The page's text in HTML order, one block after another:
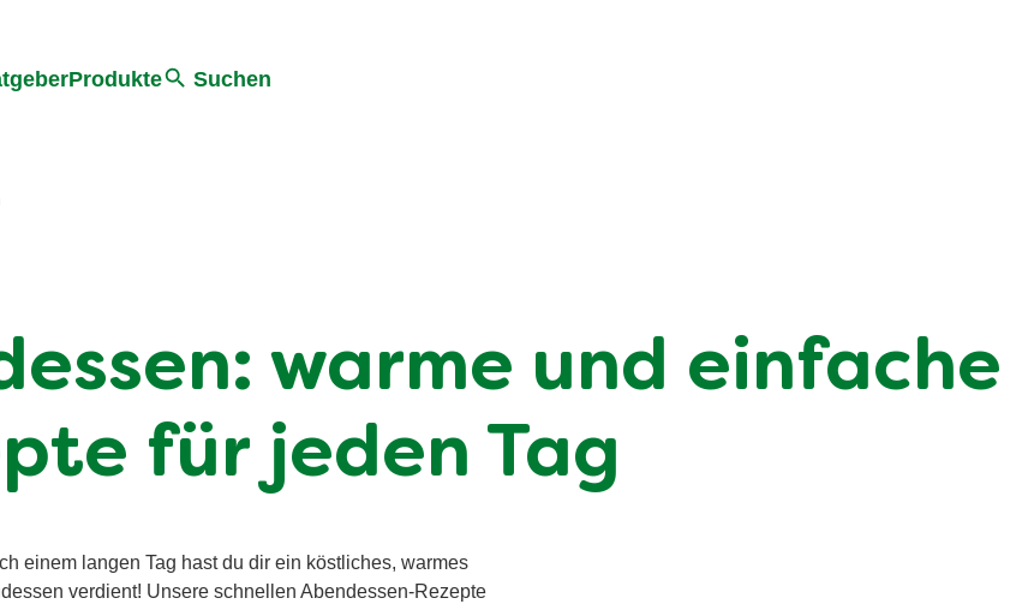
Produkte Suchen
warme und einfache
für jeden Tag
einem langen Tag hast du dir ein köstliches, warmes
verdient! Unsere schnellen Abendessen-Rezepte